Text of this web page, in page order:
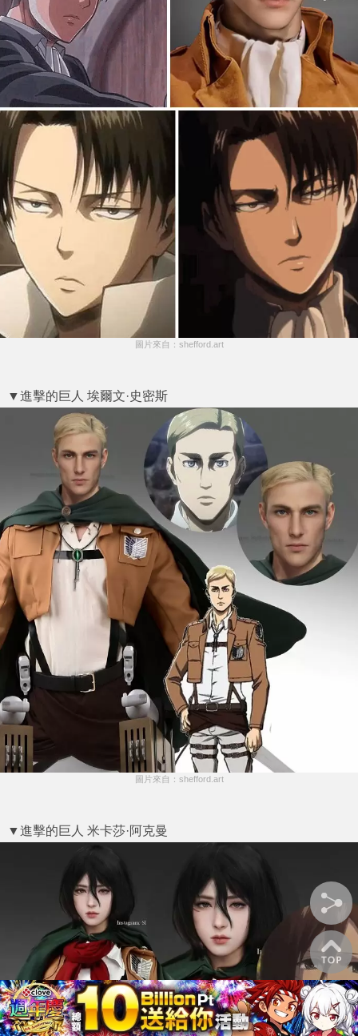
圖片來自：shefford.art
▼進擊的巨人 埃爾文·史密斯
圖片來自：shefford.art
▼進擊的巨人 米卡莎·阿克曼